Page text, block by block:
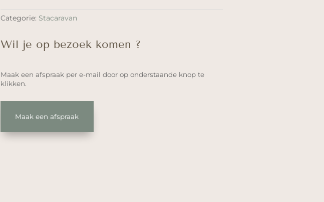
Categorie: Stacaravan
Wil je op bezoek komen ?
Maak een afspraak per e-mail door op onderstaande knop te
klikken.
Maak een afspraak